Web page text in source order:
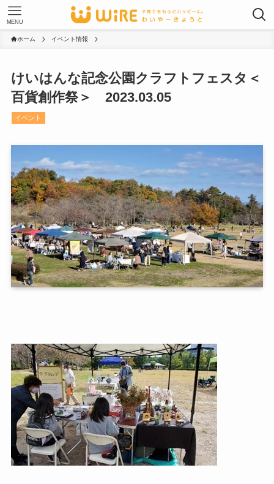
MENU
ホーム イベント情報
けいはんな記念公園クラフトフェスタ＜
百貨創作祭＞ 2023.03.05
イベント